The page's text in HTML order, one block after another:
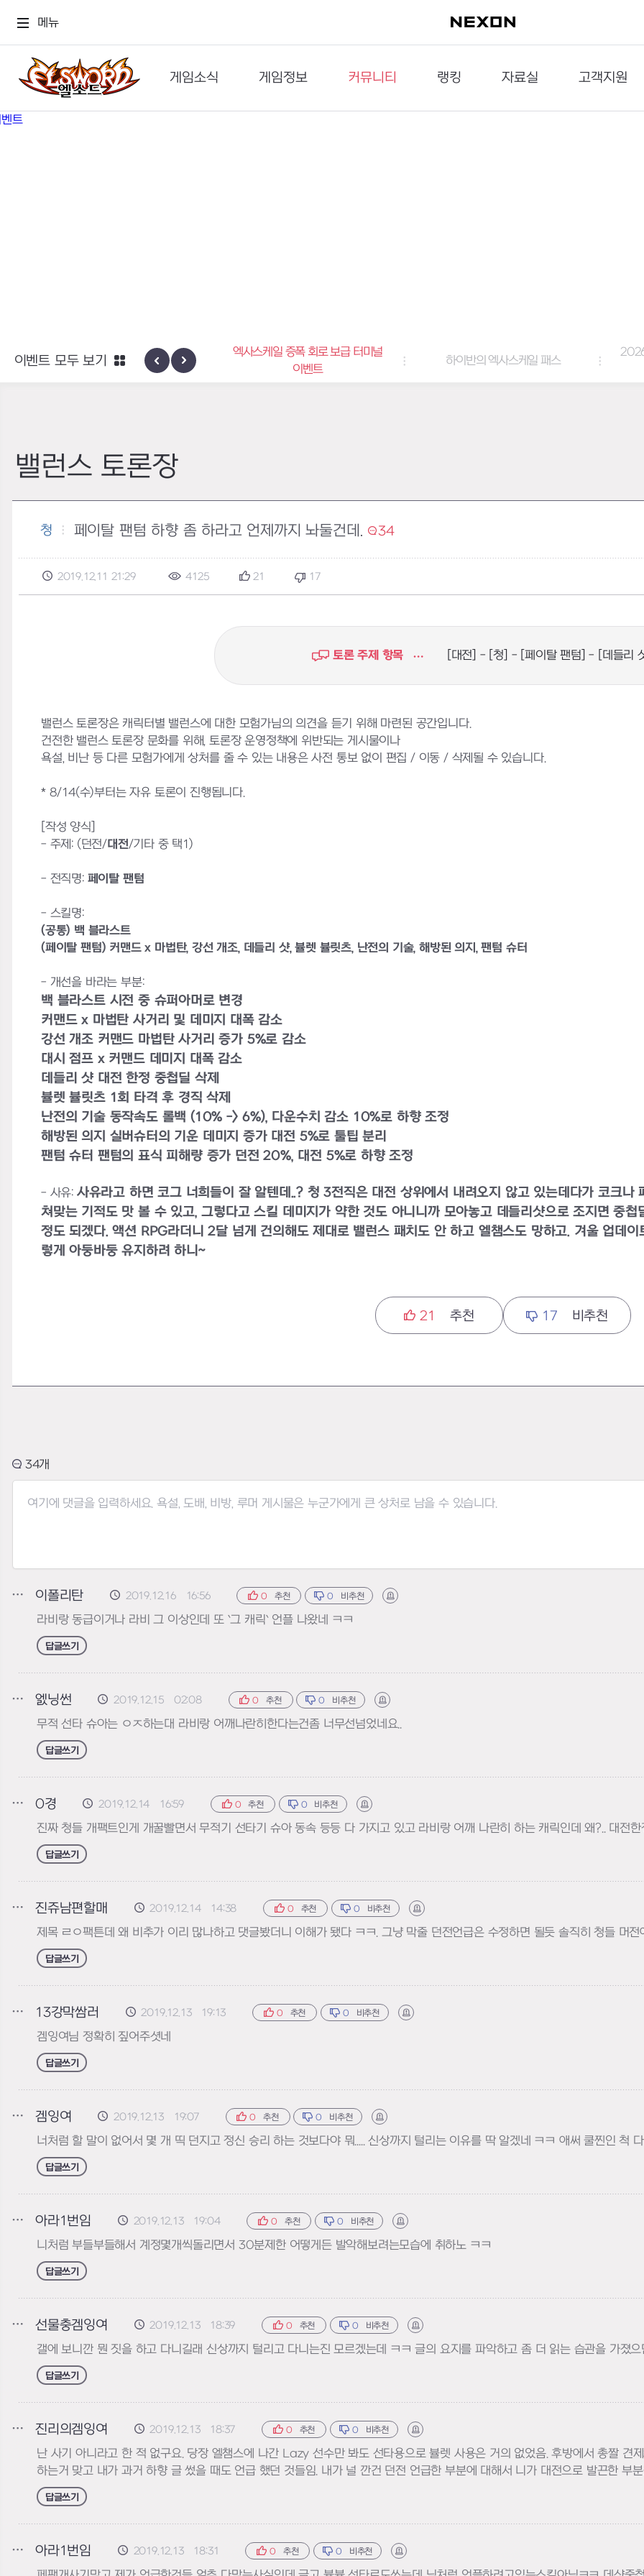
메뉴
게임소식
공지사항
게임정보
세계관
커뮤니티
이슈게시판
랭킹
던전랭킹
자료실
다운로드
고객지원
문의하기
론
엑사스케일 증폭 회로 보급 터미널
이벤트
하이반의 엑사스케일 패스
2026년 엘리오스 여름 랑데부 감사
이벤트 모두 보기
밸런스 토론장
청 페이탈 팬텀 하향 좀 하라고 언제까지 놔둘건데. 34
2019.12.11 21:29 4125 21 17
토론 주제 항목 [대전] - [청] - [페이탈 팬텀] - [데들리
밸런스 토론장은 캐릭터별 밸런스에 대한 모험가님의 의견을 듣기 위해 마련된 공간입니다.
건전한 밸런스 토론장 문화를 위해, 토론장 운영정책에 위반되는 게시물이나
욕설, 비난 등 다른 모험가에게 상처를 줄 수 있는 내용은 사전 통보 없이 편집 / 이동 / 삭제될 수 있습니다.
* 8/14(수)부터는 자유 토론이 진행됩니다.
[작성 양식]
- 주제: (던전/대전/기타 중 택1)
- 전직명: 페이탈 팬텀
- 스킬명:
(공통) 백 블라스트
(페이탈 팬텀) 커맨드 x 마법탄, 강선 개조, 데들리 샷, 뷸렛 뷸릿츠, 난전의 기술, 해방된 의지, 팬텀 슈터
- 개선을 바라는 부분:
백 블라스트 시전 중 슈퍼아머로 변경
커맨드 x 마법탄 사거리 및 데미지 대폭 감소
강선 개조 커맨드 마법탄 사거리 증가 5%로 감소
대시 점프 x 커맨드 데미지 대폭 감소
데들리 샷 대전 한정 중첩딜 삭제
뷸렛 뷸릿츠 1회 타격 후 경직 삭제
난전의 기술 동작속도 롤백 (10% -> 6%), 다운수치 감소 10%로 하향 조정
해방된 의지 실버슈터의 기운 데미지 증가 대전 5%로 툴팁 분리
팬텀 슈터 팬텀의 표식 피해량 증가 던전 20%, 대전 5%로 하향 조정
- 사유: 사유라고 하면 코그 너희들이 잘 알텐데..? 청 3전직은 대전 상위에서 내려오지 않고 있는데다가 코크
쳐맞는 기적도 맛 볼 수 있고, 그렇다고 스킬 데미지가 약한 것도 아니니까 모아놓고 데들리샷으로 조지면 중
정도 되겠다. 액션 RPG라더니 2달 넘게 건의해도 제대로 밸런스 패치도 안 하고 엘챔스도 망하고. 겨울 업데
렇게 아둥바둥 유지하려 하니~
21 추천 17 비추천
34
이폴리탄 2019.12.16 16:56 0 추천 0 비추천 신고하기
라비랑 동급이거나 라비 그 이상인데 또 `그 캐릭` 언플 나왔네 ㅋㅋ
답글쓰기
엜닝썬 2019.12.15 02:08 0 추천 0 비추천 신고하기
무적 선타 슈아는 ㅇㅈ하는대 라비랑 어깨나란히한다는건좀 너무선넘었네요..
답글쓰기
0경 2019.12.14 16:59 0 추천 0 비추천 신고하기
진짜 청들 개팩트인게 개꿀빨면서 무적기 선타기 슈아 동속 등등 다 가지고 있고 라비랑 어깨 나란히 하는 캐릭인데 왜?.. 대전한
답글쓰기
진쥬남편할매 2019.12.14 14:38 0 추천 0 비추천 신고하기
제목 ㄹㅇ팩튼데 왜 비추가 이리 많나하고 댓글봤더니 이해가 됐다 ㅋㅋ. 그냥 막줄 던전언급은 수정하면 될듯 솔직히 청들 머
답글쓰기
13강막쌈러 2019.12.13 19:13 0 추천 0 비추천 신고하기
겜잉여님 정확히 짚어주셧네
답글쓰기
겜잉여 2019.12.13 19:07 0 추천 0 비추천 신고하기
너처럼 할 말이 없어서 몇 개 띡 던지고 정신 승리 하는 것보다야 뭐..... 신상까지 털리는 이유를 딱 알겠네 ㅋㅋ 애써 쿨찐인 척
답글쓰기
아라1번임 2019.12.13 19:04 0 추천 0 비추천 신고하기
니처럼 부들부들해서 계정몇개씩돌리면서 30분제한 어떻게든 발악해보려는모습에 취하노 ㅋㅋ
답글쓰기
선물충겜잉여 2019.12.13 18:39 0 추천 0 비추천 신고하기
갤에 보니깐 뭔 짓을 하고 다니길래 신상까지 털리고 다니는진 모르겠는데 ㅋㅋ 글의 요지를 파악하고 좀 더 읽는 습관을 가졌
답글쓰기
진리의겜잉여 2019.12.13 18:37 0 추천 0 비추천 신고하기
난 사기 아니라고 한 적 없구요. 당장 엘챔스에 나간 Lazy 선수만 봐도 선타용으로 뷸렛 사용은 거의 없었음. 후방에서 총짤 견
하는거 맞고 내가 과거 하향 글 썼을 때도 언급 했던 것들임. 내가 널 깐건 던전 언급한 부분에 대해서 니가 대전으로 발끈한 부
답글쓰기
아라1번임 2019.12.13 18:31 0 추천 0 비추천 신고하기